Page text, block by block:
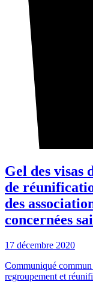
Gel des visas
de
des
concernées
17 décembre 2020
Communiqué
regroupement et